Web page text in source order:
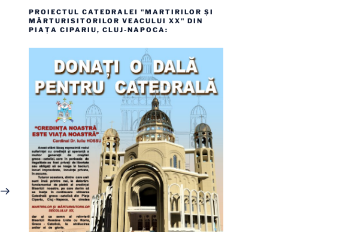
Articolul
următor
PROIECTUL CATEDRALEI "MARTIRILOR ȘI
MĂRTURISITORILOR VEACULUI XX" DIN
PIAȚA CIPARIU, CLUJ-NAPOCA: